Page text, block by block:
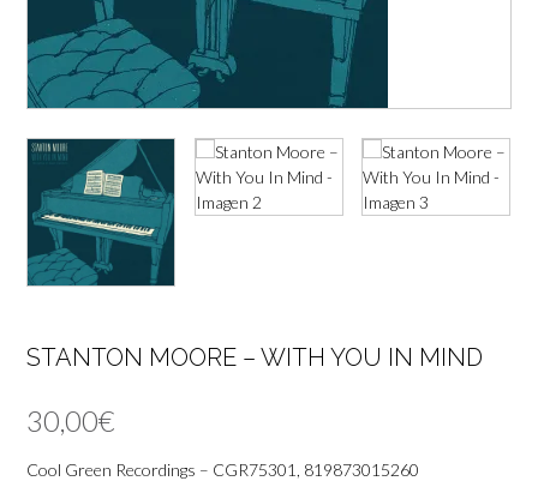
STANTON MOORE – WITH YOU IN MIND
30,00€
Cool Green Recordings – CGR75301, 819873015260